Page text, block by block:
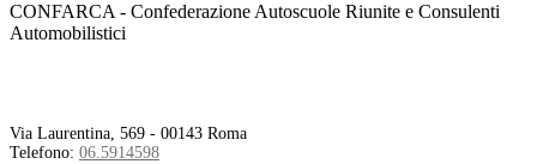
CONFARCA - Confederazione Autoscuole Riunite e Consulenti
Automobilistici
Via Laurentina, 569 - 00143 Roma
Telefono: 06.5914598